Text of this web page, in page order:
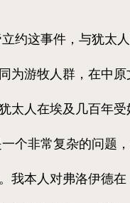
这事件，与犹太人
为游牧人群，在中
太人在埃及几百年
非常复杂的问题，
我本人对弗洛伊德